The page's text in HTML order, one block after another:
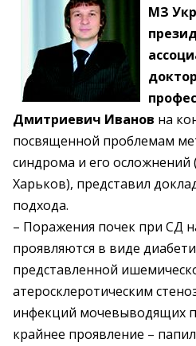
МЗ
Дмитриевич Иванов на
посвященной проблемам
синдрома и его осложнений
Харьков), представил
подхода.
– Поражения почек при СД
проявляются в виде
представленной
атеросклеротическим
инфекций мочевыводящих
крайнее проявление –